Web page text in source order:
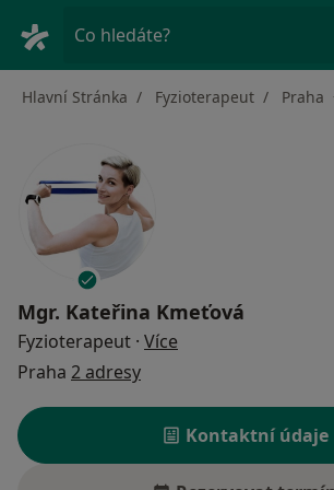
Co hledáte?
Hlavní Stránka Fyzioterapeut Praha
Mgr. Kateřina Kmeťová
Fyzioterapeut · Více
Praha 2 adresy
Kontaktní údaje